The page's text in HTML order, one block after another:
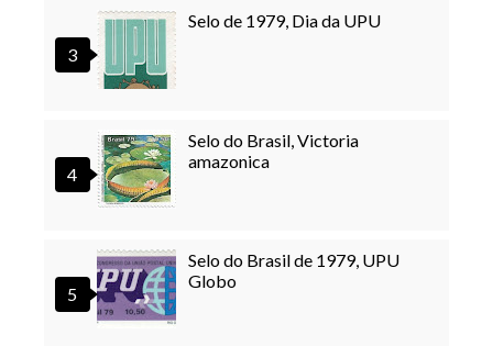
Selo de 1979, Dia da UPU
Selo do Brasil, Victoria
amazonica
Selo do Brasil de 1979, UPU
Globo